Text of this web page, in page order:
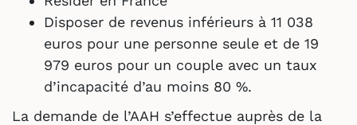
Disposer de revenus inférieurs à 11 038
euros pour une personne seule et de 19
979 euros pour un couple avec un taux
d’incapacité d’au moins 80 %.
La demande de l’AAH s’effectue auprès de la